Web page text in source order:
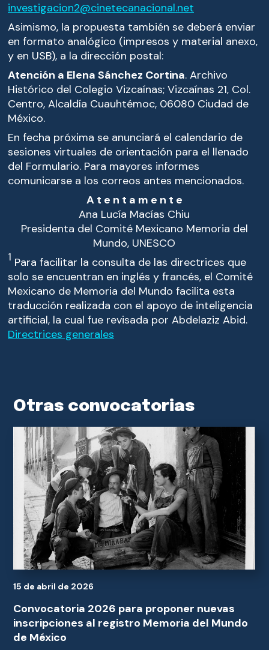
investigacion2@cinetecanacional.net
Asimismo, la propuesta también se deberá enviar
en formato analógico (impresos y material anexo,
y en USB), a la dirección postal:
Atención a Elena Sánchez Cortina. Archivo
Histórico del Colegio Vizcaínas; Vizcaínas 21, Col.
Centro, Alcaldía Cuauhtémoc, 06080 Ciudad de
México.
En fecha próxima se anunciará el calendario de
sesiones virtuales de orientación para el llenado
del Formulario. Para mayores informes
comunicarse a los correos antes mencionados.
A t e n t a m e n t e
Ana Lucía Macías Chiu
Presidenta del Comité Mexicano Memoria del
Mundo, UNESCO
1 Para facilitar la consulta de las directrices que
solo se encuentran en inglés y francés, el Comité
Mexicano de Memoria del Mundo facilita esta
traducción realizada con el apoyo de inteligencia
artificial, la cual fue revisada por Abdelaziz Abid.
Directrices generales
Otras convocatorias
15 de abril de 2026
Convocatoria 2026 para proponer nuevas
inscripciones al registro Memoria del Mundo
de México